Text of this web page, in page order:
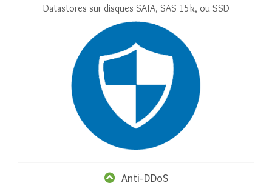
Datastores sur disques SATA, SAS 15k, ou SSD
Anti-DDoS